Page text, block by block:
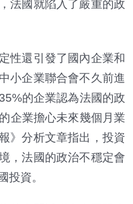
法國就陷入了嚴重的政
性還引發了國內企業和
小企業聯合會不久前進
的企業認為法國的政
企業擔心未來幾個月業
》分析文章指出，投資
，法國的政治不穩定會
投資。